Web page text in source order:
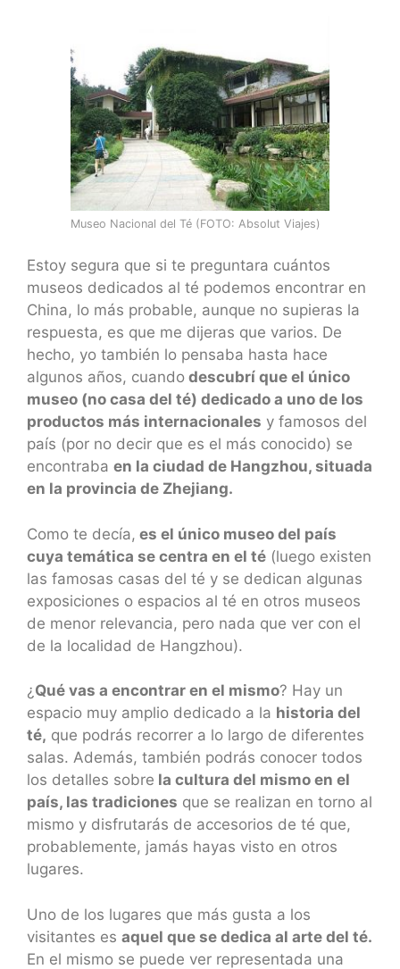
Museo Nacional del Té (FOTO: Absolut Viajes)
Estoy segura que si te preguntara cuántos
museos dedicados al té podemos encontrar en
China, lo más probable, aunque no supieras la
respuesta, es que me dijeras que varios. De
hecho, yo también lo pensaba hasta hace
algunos años, cuando descubrí que el único
museo (no casa del té) dedicado a uno de los
productos más internacionales y famosos del
país (por no decir que es el más conocido) se
encontraba en la ciudad de Hangzhou, situada
en la provincia de Zhejiang.
Como te decía, es el único museo del país
cuya temática se centra en el té (luego existen
las famosas casas del té y se dedican algunas
exposiciones o espacios al té en otros museos
de menor relevancia, pero nada que ver con el
de la localidad de Hangzhou).
¿ Qué vas a encontrar en el mismo? Hay un
espacio muy amplio dedicado a la historia del
té, que podrás recorrer a lo largo de diferentes
salas. Además, también podrás conocer todos
los detalles sobre la cultura del mismo en el
país, las tradiciones que se realizan en torno al
mismo y disfrutarás de accesorios de té que,
probablemente, jamás hayas visto en otros
lugares.
Uno de los lugares que más gusta a los
visitantes es aquel que se dedica al arte del té.
En el mismo se puede ver representada una